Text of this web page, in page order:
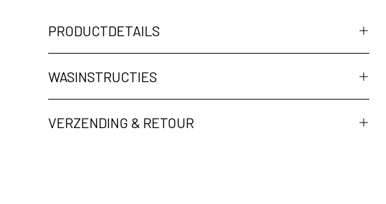
PRODUCTDETAILS
WASINSTRUCTIES
VERZENDING & RETOUR